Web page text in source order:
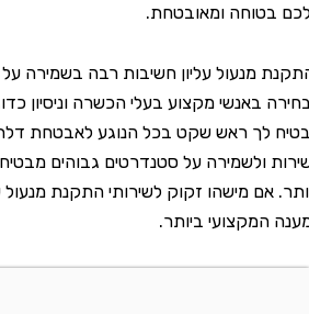
ומאובטחת.
מנעול עליון חשיבות רבה בשמירה על
מקצוע בעלי הכשרה וניסיון
ראש שקט בכל הנוגע לאבטחת דלתותיך.
ולשמירה על סטנדרטים גבוהים מבטיחה
מישהו זקוק לשירותי התקנת מנעול
ביותר.